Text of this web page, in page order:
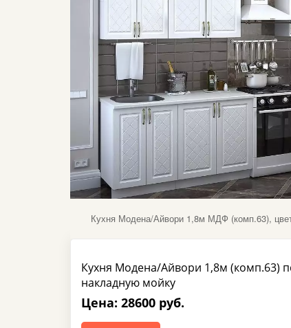
Кухня Модена/Айвори 1,8м МДФ (комп.63),
Кухня Модена/Айвори 1,8м (комп.63)
накладную мойку
Цена: 28600 руб.